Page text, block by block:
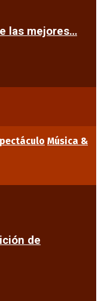
las mejores…
Música &
de